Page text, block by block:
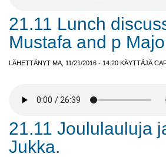
21.11 Lunch
Mustafa and p
LÄHETTÄNYT MA, 11/21/2016 - 14:20 KÄYTTÄJÄ
21.11 Joululauluja
Jukka.